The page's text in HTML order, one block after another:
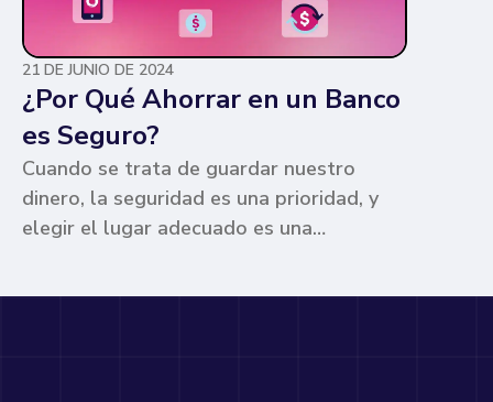
21 DE JUNIO DE 2024
¿Por Qué Ahorrar en un Banco
es Seguro?
Cuando se trata de guardar nuestro
dinero, la seguridad es una prioridad, y
elegir el lugar adecuado es una